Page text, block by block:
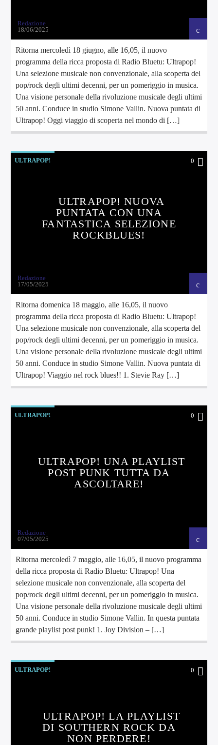
Redazione
18/06/2025
Ritorna mercoledì 18 giugno, alle 16,05, il nuovo
programma della ricca proposta di Radio Bluetu: Ultrapop!
Una selezione musicale non convenzionale, alla scoperta del
pop/rock degli ultimi decenni, per un pomeriggio in musica.
Una visione personale della rivoluzione musicale degli ultimi
50 anni. Conduce in studio Simone Vallin. Nuova puntata di
Ultrapop! Oggi viaggio di scoperta nel mondo di […]
ULTRAPOP! 0
ULTRAPOP! NUOVA
PUNTATA CON UNA
FANTASTICA SELEZIONE
ROCKBLUES!
Redazione
17/05/2025
Ritorna domenica 18 maggio, alle 16,05, il nuovo
programma della ricca proposta di Radio Bluetu: Ultrapop!
Una selezione musicale non convenzionale, alla scoperta del
pop/rock degli ultimi decenni, per un pomeriggio in musica.
Una visione personale della rivoluzione musicale degli ultimi
50 anni. Conduce in studio Simone Vallin. Nuova puntata di
Ultrapop! Viaggio nel rock blues!! 1. Stevie Ray […]
ULTRAPOP! 0
ULTRAPOP! UNA PLAYLIST
POST PUNK TUTTA DA
ASCOLTARE!
Redazione
07/05/2025
Ritorna mercoledì 7 maggio, alle 16,05, il nuovo programma
della ricca proposta di Radio Bluetu: Ultrapop! Una
selezione musicale non convenzionale, alla scoperta del
pop/rock degli ultimi decenni, per un pomeriggio in musica.
Una visione personale della rivoluzione musicale degli ultimi
50 anni. Conduce in studio Simone Vallin. In questa puntata
grande playlist post punk! 1. Joy Division – […]
ULTRAPOP! 0
ULTRAPOP! LA PLAYLIST
DI SOUTHERN ROCK DA
NON PERDERE!